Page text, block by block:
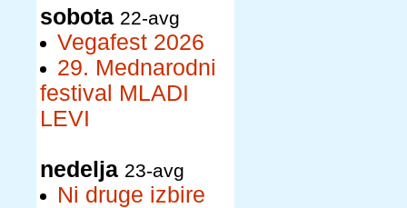
sobota 22-avg
Vegafest 2026
29. Mednarodni
festival MLADI
LEVI
nedelja 23-avg
Ni druge izbire